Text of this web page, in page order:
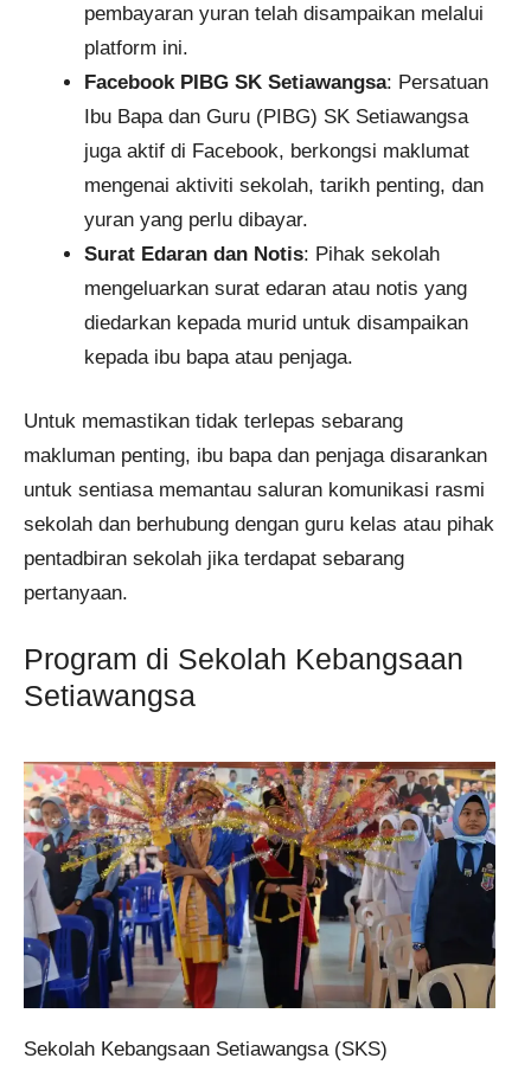
pembayaran yuran telah disampaikan melalui
platform ini.
Facebook PIBG SK Setiawangsa: Persatuan
Ibu Bapa dan Guru (PIBG) SK Setiawangsa
juga aktif di Facebook, berkongsi maklumat
mengenai aktiviti sekolah, tarikh penting, dan
yuran yang perlu dibayar.
Surat Edaran dan Notis: Pihak sekolah
mengeluarkan surat edaran atau notis yang
diedarkan kepada murid untuk disampaikan
kepada ibu bapa atau penjaga.​
Untuk memastikan tidak terlepas sebarang
makluman penting, ibu bapa dan penjaga disarankan
untuk sentiasa memantau saluran komunikasi rasmi
sekolah dan berhubung dengan guru kelas atau pihak
pentadbiran sekolah jika terdapat sebarang
pertanyaan.
Program di Sekolah Kebangsaan
Setiawangsa
​Sekolah Kebangsaan Setiawangsa (SKS)